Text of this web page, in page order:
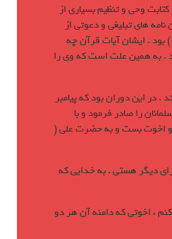
وحی و تنظيم بسياری از
های تبليغی و دعوتی از
بود . ايشان آيات قرآن چه
. به همين علت است که وی را
. در اين دوران بود که پيامبر
را صادر فرمود و با
اخوت بست و به حضرت علی (
ديگر هستی . به خدايی که
، اخوتی که دامنه آن هر دو